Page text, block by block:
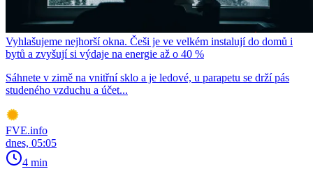
Vyhlašujeme nejhorší okna. Češi je ve velkém instalují do domů i
bytů a zvyšují si výdaje na energie až o 40 %
Sáhnete v zimě na vnitřní sklo a je ledové, u parapetu se drží pás
studeného vzduchu a účet...
FVE.info
dnes, 05:05
4 min